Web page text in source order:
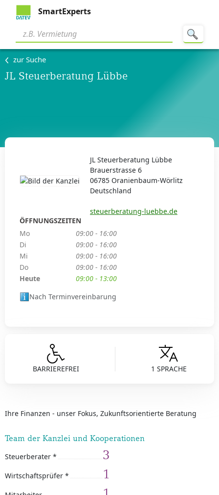
SmartExperts
zur Suche
JL Steuerberatung Lübbe
BARRIEREFREI 1 SPRACHE
Ihre Finanzen - unser Fokus, Zukunftsorientierte Beratung
Team der Kanzlei und Kooperationen
Steuerberater * 3
Wirtschaftsprüfer * 1
JL Steuerberatung Lübbe
Brauerstrasse 6
06785 Oranienbaum-Wörlitz
Deutschland
steuerberatung-luebbe.de
ÖFFNUNGSZEITEN
Mo
09:00 - 16:00
Di
09:00 - 16:00
Mi
09:00 - 16:00
Do
09:00 - 16:00
Heute
09:00 - 13:00
Nach Terminvereinbarung